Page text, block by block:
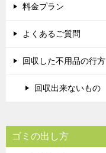
料金プラン
よくあるご質問
回収した不用品の行方
回収出来ないもの
ゴミの出し方